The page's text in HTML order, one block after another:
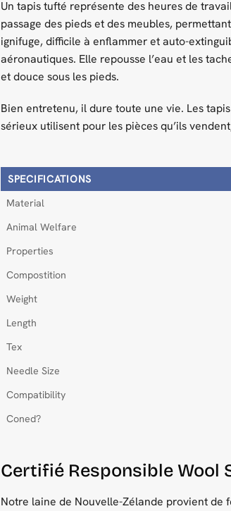
Un tapis tufté représente des heures de
passage des pieds et des meubles,
ignifuge, difficile à enflammer et auto-
aéronautiques. Elle repousse l’eau et les
et douce sous les pieds.
Bien entretenu, il dure toute une vie. Les
sérieux utilisent pour les pièces qu’ils
SPECIFICATIONS
Material
Animal Welfare
Properties
Compostition
Weight
Length
Tex
Needle Size
Compatibility
Coned?
Certifié Responsible Wool
Notre laine de Nouvelle-Zélande provient de